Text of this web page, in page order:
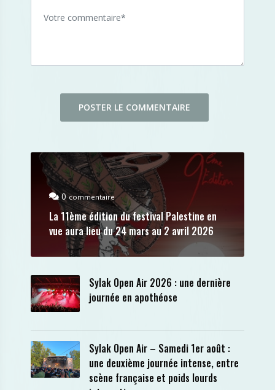
0 commentaire
La 11ème édition du festival Palestine en
vue aura lieu du 24 mars au 2 avril 2026
Sylak Open Air 2026 : une dernière
journée en apothéose
Sylak Open Air – Samedi 1er août :
une deuxième journée intense, entre
scène française et poids lourds